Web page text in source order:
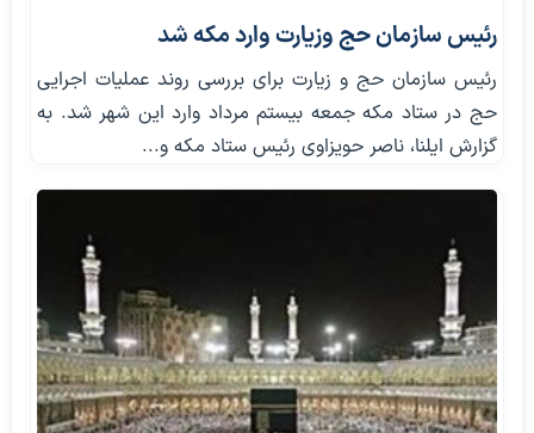
رئیس سازمان حج وزیارت وارد مکه شد
رئیس سازمان حج و زیارت برای بررسی روند عملیات اجرایی
حج در ستاد مکه جمعه بیستم مرداد وارد این شهر شد. به
گزارش ایلنا، ناصر حویزاوی رئیس ستاد مکه و...